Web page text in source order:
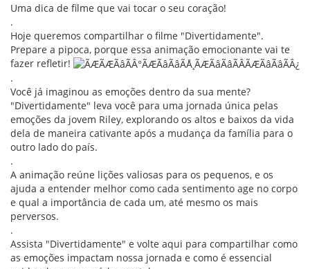
Uma dica de filme que vai tocar o seu coração!
.
Hoje queremos compartilhar o filme "Divertidamente".
Prepare a pipoca, porque essa animação emocionante vai te
fazer refletir!
.
Você já imaginou as emoções dentro da sua mente?
"Divertidamente" leva você para uma jornada única pelas
emoções da jovem Riley, explorando os altos e baixos da vida
dela de maneira cativante após a mudança da família para o
outro lado do país.
.
A animação reúne lições valiosas para os pequenos, e os
ajuda a entender melhor como cada sentimento age no corpo
e qual a importância de cada um, até mesmo os mais
perversos.
.
Assista "Divertidamente" e volte aqui para compartilhar como
as emoções impactam nossa jornada e como é essencial